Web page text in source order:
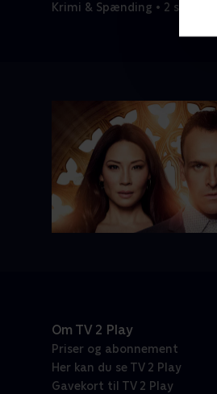
Krimi & Spænding • 2 sæsoner
Om TV 2 Play
Priser og abonnement
Her kan du se TV 2 Play
Gavekort til TV 2 Play